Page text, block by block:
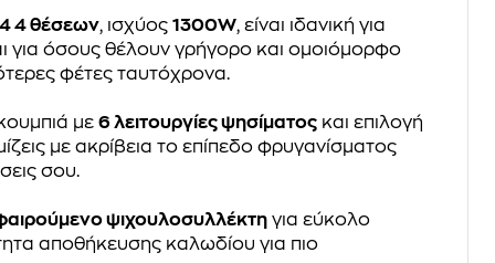
4 θέσεων, ισχύος1300W, είναι ιδανική για
για όσους θέλουν γρήγορο και ομοιόμορφο
φέτες ταυτόχρονα.
με6 λειτουργίες ψησίματος και επιλογή
με ακρίβεια το επίπεδο φρυγανίσματος
σου.
ψιχουλοσυλλέκτη για εύκολο
αποθήκευσης καλωδίου για πιο